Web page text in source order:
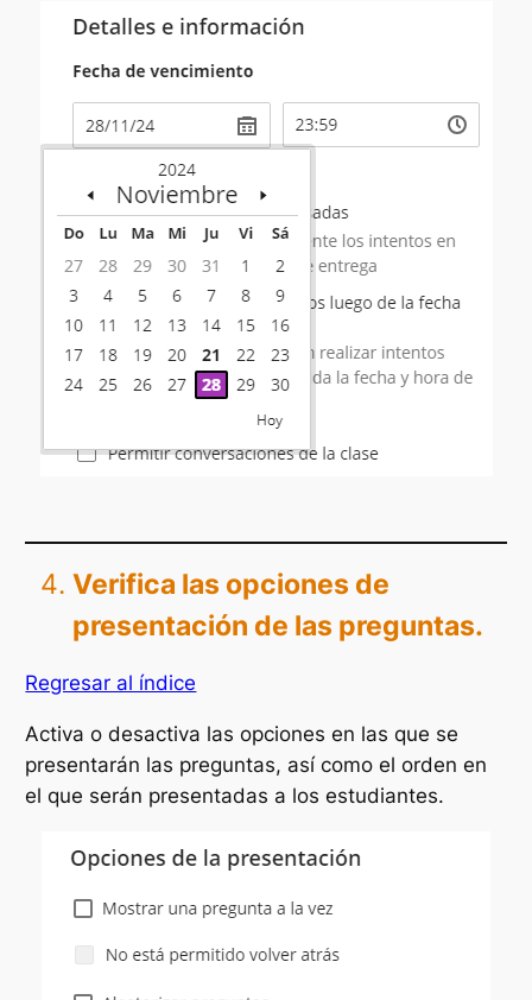
Verifica las opciones de
presentación de las preguntas.
Regresar al índice
Activa o desactiva las opciones en las que se
presentarán las preguntas, así como el orden en
el que serán presentadas a los estudiantes.